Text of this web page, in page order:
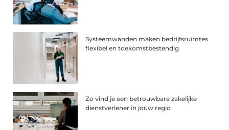
Systeemwanden maken bedrijfsruimtes
flexibel en toekomstbestendig
Zo vind je een betrouwbare zakelijke
dienstverlener in jouw regio